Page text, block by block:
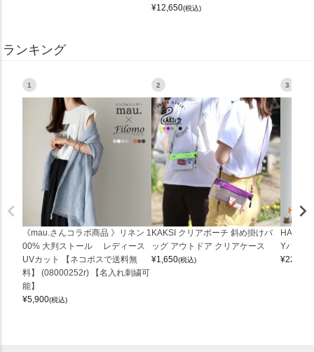
¥12,650(税込)
ランキング
1
《mau.さんコラボ商品 》リネン 1
00% 大判ストール レディース
UVカット 【ネコポスで送料無
料】 (08000252r) 【名入れ刺繍可
能】
¥5,900(税込)
2
KAKSI クリアポーチ 斜め掛けバ
ッグ アウトドア クリアケース
¥1,650(税込)
3
Yバッグ
¥22,000